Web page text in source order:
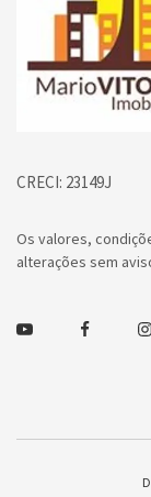
CRECI: 23149J
Os valores,
alterações sem
Youtube Facebook